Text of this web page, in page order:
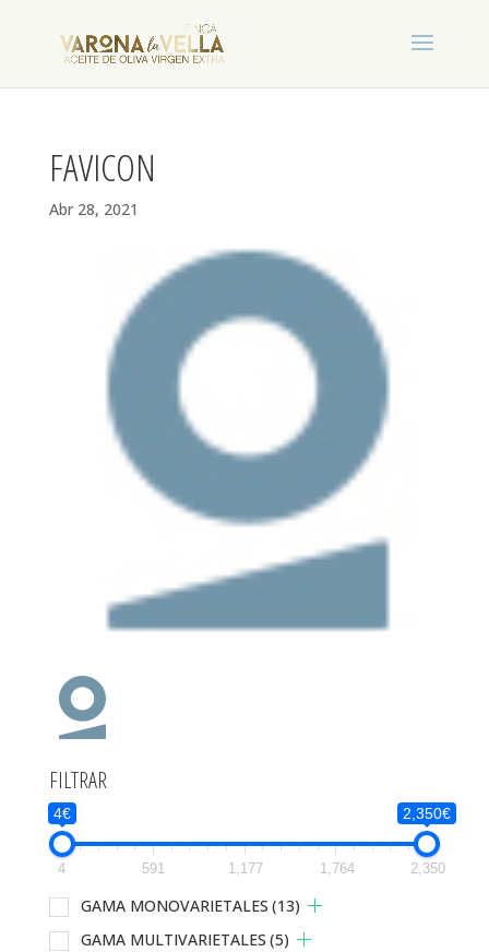
FAVICON
Abr 28, 2021
FILTRAR
4€ 2,350€
4 591 1,177 1,764 2,350
GAMA MONOVARIETALES (13)
GAMA MULTIVARIETALES (5)